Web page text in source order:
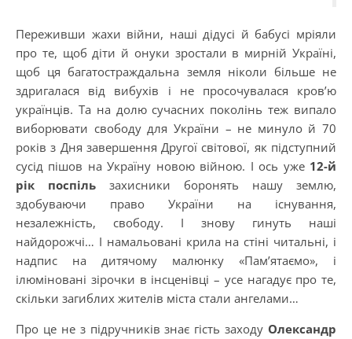
Переживши жахи війни, наші дідусі й бабусі мріяли
про те, щоб діти й онуки зростали в мирній Україні,
щоб ця багатостраждальна земля ніколи більше не
здригалася від вибухів і не просочувалася кров’ю
українців. Та на долю сучасних поколінь теж випало
виборювати свободу для України – не минуло й 70
років з Дня завершення Другої світової, як підступний
сусід пішов на Україну новою війною. І ось уже 12-й
рік поспіль захисники боронять нашу землю,
здобуваючи право України на існування,
незалежність, свободу. І знову гинуть наші
найдорожчі… І намальовані крила на стіні читальні, і
надпис на дитячому малюнку «Пам’ятаємо», і
ілюміновані зірочки в інсценівці – усе нагадує про те,
скільки загиблих жителів міста стали ангелами…
Про це не з підручників знає гість заходу Олександр